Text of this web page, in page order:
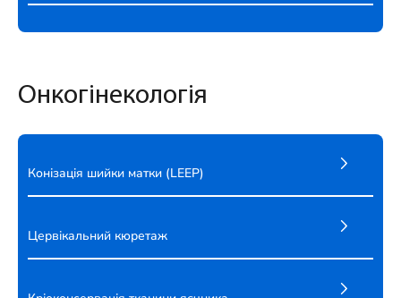
Онкогінекологія
Конізація шийки матки (LEEP)
Цервікальний кюретаж